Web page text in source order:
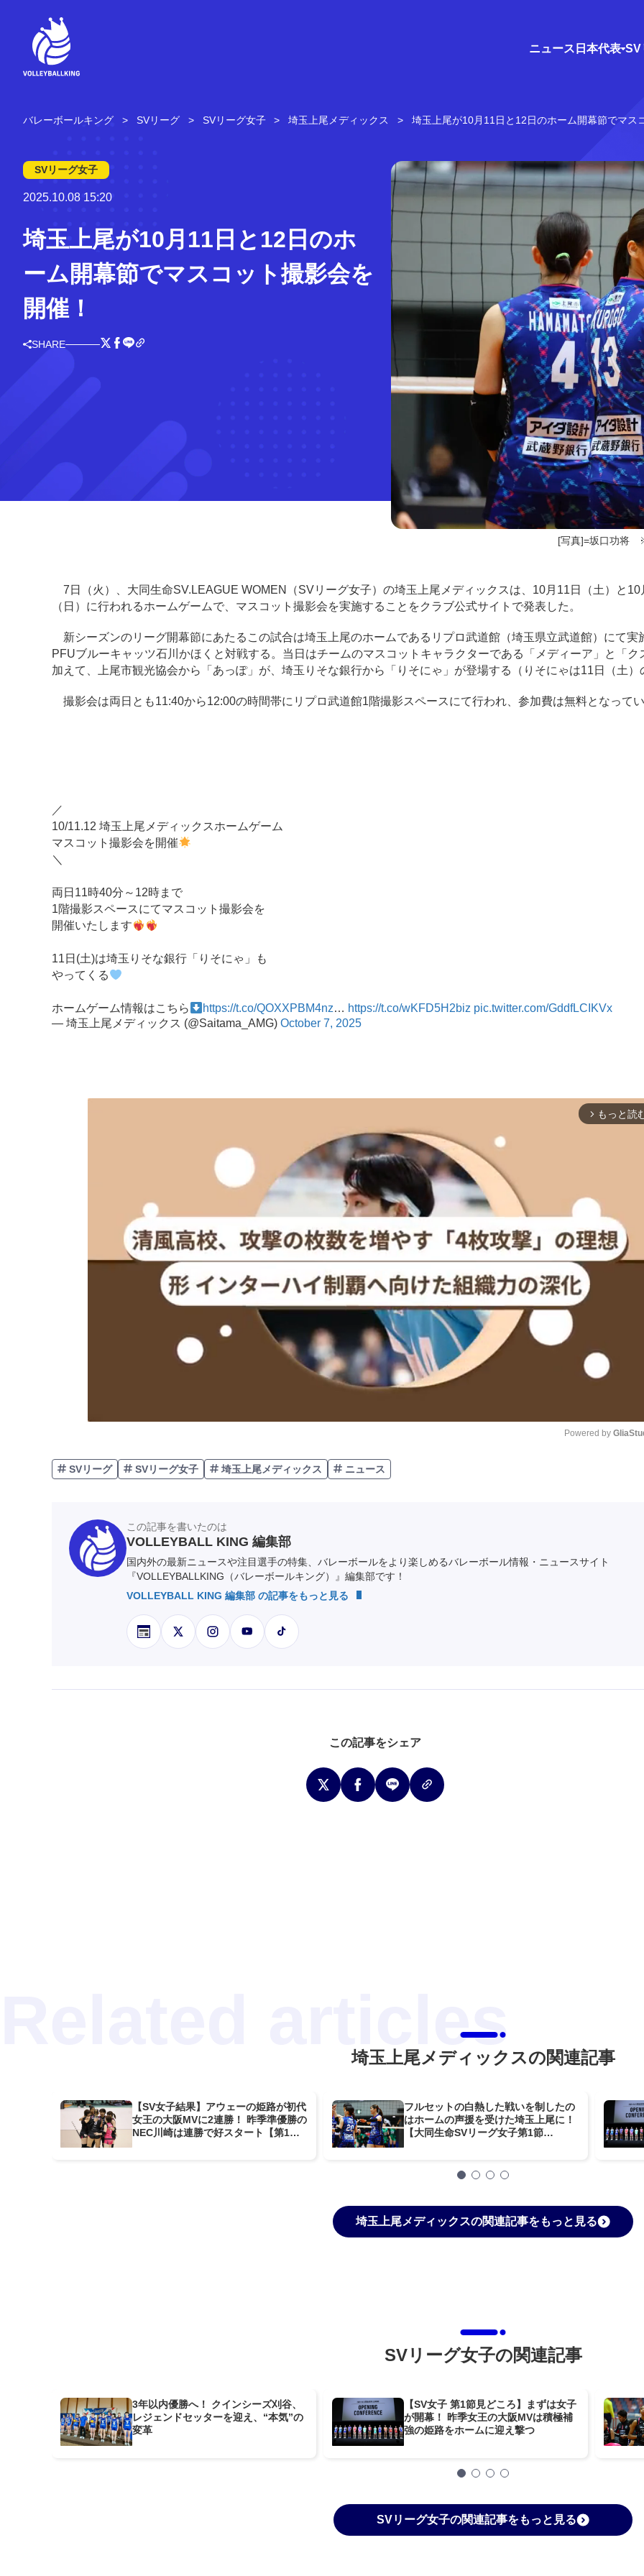
ニュース 日本代表 SV
バレーボールキング SVリーグ SVリーグ女子 埼玉上尾メディックス 埼玉上尾が10月11日と12日のホーム開幕節でマス
SVリーグ女子
2025.10.08 15:20
埼玉上尾が10月11日と12日のホ
ーム開幕節でマスコット撮影会を
開催！
SHARE
[写真]=坂口功将
7日（火）、大同生命SV.LEAGUE WOMEN（SVリーグ女子）の埼玉上尾メディックスは、10月11日（土）と10
（日）に行われるホームゲームで、マスコット撮影会を実施することをクラブ公式サイトで発表した。
新シーズンのリーグ開幕節にあたるこの試合は埼玉上尾のホームであるリプロ武道館（埼玉県立武道館）にて実
PFUブルーキャッツ石川かほくと対戦する。当日はチームのマスコットキャラクターである「メディーア」と「ク
加えて、上尾市観光協会から「あっぽ」が、埼玉りそな銀行から「りそにゃ」が登場する（りそにゃは11日（土）
撮影会は両日とも11:40から12:00の時間帯にリプロ武道館1階撮影スペースにて行われ、参加費は無料となって
／
10/11.12 埼玉上尾メディックスホームゲーム
マスコット撮影会を開催
＼
両日11時40分～12時まで
1階撮影スペースにてマスコット撮影会を
開催いたします
11日(土)は埼玉りそな銀行「りそにゃ」も
やってくる
ホームゲーム情報はこちら https://t.co/QOXXPBM4nz… https://t.co/wKFD5H2biz pic.twitter.com/GddfLCIKVx
— 埼玉上尾メディックス (@Saitama_AMG) October 7, 2025
arrow_forward_ios もっと読
Powered by
SVリーグ SVリーグ女子 埼玉上尾メディックス ニュース
この記事を書いたのは
VOLLEYBALL KING 編集部
国内外の最新ニュースや注目選手の特集、バレーボールをより楽しめるバレーボール情報・ニュースサイト
『VOLLEYBALLKING（バレーボールキング）』編集部です！
VOLLEYBALL KING 編集部 の記事をもっと見る
この記事をシェア
埼玉上尾メディックスの関連記事
【SV女子結果】アウェーの姫路が初代
女王の大阪MVに2連勝！ 昨季準優勝の
NEC川崎は連勝で好スタート【第1
フルセットの白熱した戦いを制したの
はホームの声援を受けた埼玉上尾に！
【大同生命SVリーグ女子第1節
埼玉上尾メディックスの関連記事をもっと見る
SVリーグ女子の関連記事
3年以内優勝へ！ クインシーズ刈谷、
レジェンドセッターを迎え、“本気”の
変革
【SV女子 第1節見どころ】まずは女子
が開幕！ 昨季女王の大阪MVは積極補
強の姫路をホームに迎え撃つ
SVリーグ女子の関連記事をもっと見る